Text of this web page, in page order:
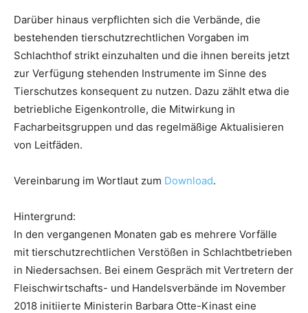
Darüber hinaus verpflichten sich die Verbände, die
bestehenden tierschutzrechtlichen Vorgaben im
Schlachthof strikt einzuhalten und die ihnen bereits jetzt
zur Verfügung stehenden Instrumente im Sinne des
Tierschutzes konsequent zu nutzen. Dazu zählt etwa die
betriebliche Eigenkontrolle, die Mitwirkung in
Facharbeitsgruppen und das regelmäßige Aktualisieren
von Leitfäden.
Vereinbarung im Wortlaut zum Download.
Hintergrund:
In den vergangenen Monaten gab es mehrere Vorfälle
mit tierschutzrechtlichen Verstößen in Schlachtbetrieben
in Niedersachsen. Bei einem Gespräch mit Vertretern der
Fleischwirtschafts- und Handelsverbände im November
2018 initiierte Ministerin Barbara Otte-Kinast eine